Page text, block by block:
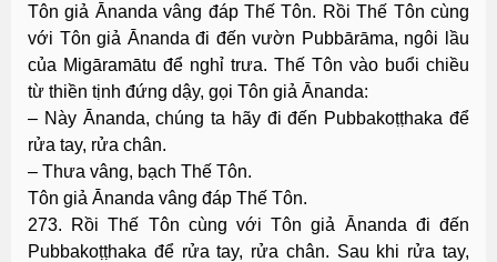
Tôn giả Ānanda vâng đáp Thế Tôn. Rồi Thế Tôn cùng
với Tôn giả Ānanda đi đến vườn Pubbārāma, ngôi lầu
của Migāramātu để nghỉ trưa. Thế Tôn vào buổi chiều
từ thiền tịnh đứng dậy, gọi Tôn giả Ānanda:
– Này Ānanda, chúng ta hãy đi đến Pubbakoṭṭhaka để
rửa tay, rửa chân.
– Thưa vâng, bạch Thế Tôn.
Tôn giả Ānanda vâng đáp Thế Tôn.
273. Rồi Thế Tôn cùng với Tôn giả Ānanda đi đến
Pubbakoṭṭhaka để rửa tay, rửa chân. Sau khi rửa tay,